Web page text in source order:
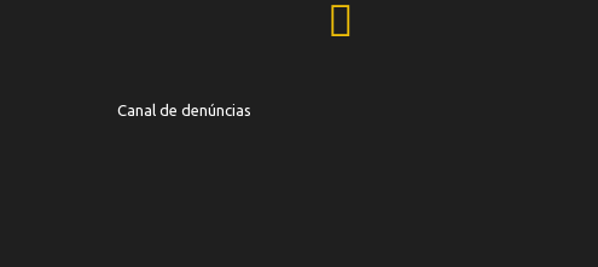
Canal de denúncias